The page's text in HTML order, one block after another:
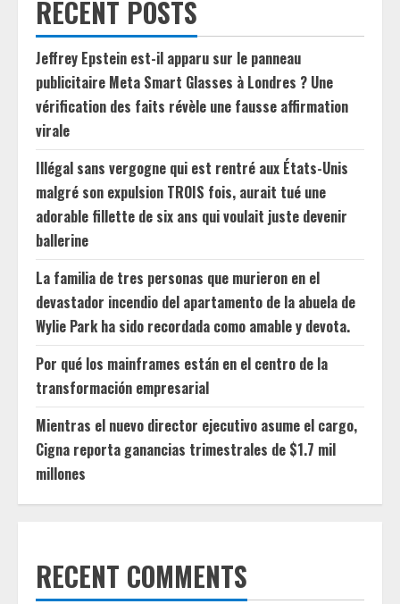
RECENT POSTS
Jeffrey Epstein est-il apparu sur le panneau
publicitaire Meta Smart Glasses à Londres ? Une
vérification des faits révèle une fausse affirmation
virale
Illégal sans vergogne qui est rentré aux États-Unis
malgré son expulsion TROIS fois, aurait tué une
adorable fillette de six ans qui voulait juste devenir
ballerine
La familia de tres personas que murieron en el
devastador incendio del apartamento de la abuela de
Wylie Park ha sido recordada como amable y devota.
Por qué los mainframes están en el centro de la
transformación empresarial
Mientras el nuevo director ejecutivo asume el cargo,
Cigna reporta ganancias trimestrales de $1.7 mil
millones
RECENT COMMENTS